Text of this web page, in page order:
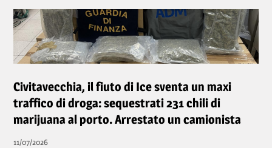
Civitavecchia, il fiuto di Ice sventa un maxi
traffico di droga: sequestrati 231 chili di
marijuana al porto. Arrestato un camionista
11/07/2026